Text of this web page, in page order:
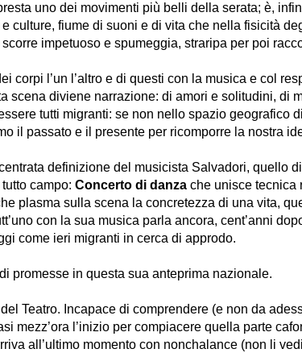
uno dei movimenti più belli della serata; è,
culture, fiume di suoni e di vita che nella fisicità
impetuoso e spumeggia, straripa per poi
corpi l’un l’altro e di questi con la musica e col
scena diviene narrazione: di amori e solitudini, di
tutti migranti: se non nello spazio geografico
il passato e il presente per ricomporre la nostra
definizione del musicista Salvadori, quello
campo: Concerto di danza che unisce tecnica
plasma sulla scena la concretezza di una vita,
con la sua musica parla ancora, cent’anni
come ieri migranti in cerca di approdo.
promesse in questa sua anteprima nazionale.
Teatro. Incapace di comprendere (e non da
mezz’ora l’inizio per compiacere quella parte
all’ultimo momento con nonchalance (non li